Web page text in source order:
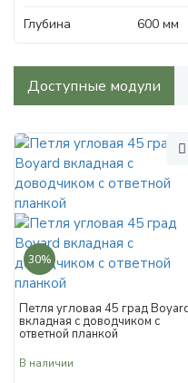
Глубина
600 мм
Доступные модули
30%
Петля угловая 45 град
вкладная с доводчиком с
ответной планкой
В наличии